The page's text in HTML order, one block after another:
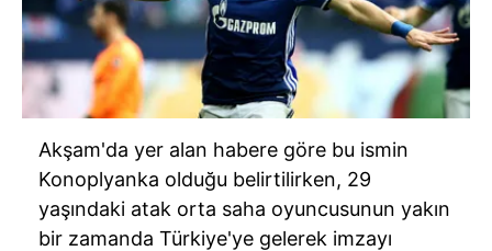
Akşam'da yer alan habere göre bu ismin
Konoplyanka olduğu belirtilirken, 29
yaşındaki atak orta saha oyuncusunun yakın
bir zamanda Türkiye'ye gelerek imzayı